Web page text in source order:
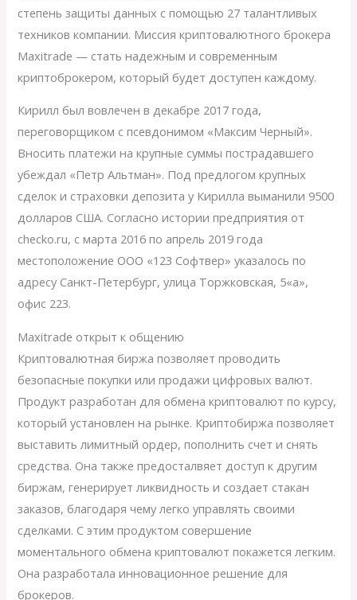
степень защиты данных с помощью 27 талантливых
техников компании. Миссия криптовалютного брокера
Maxitrade — стать надежным и современным
криптоброкером, который будет доступен каждому.
Кирилл был вовлечен в декабре 2017 года,
переговорщиком с псевдонимом «Максим Черный».
Вносить платежи на крупные суммы пострадавшего
убеждал «Петр Альтман». Под предлогом крупных
сделок и страховки депозита у Кирилла выманили 9500
долларов США. Согласно истории предприятия от
checko.ru, с марта 2016 по апрель 2019 года
местоположение ООО «123 Софтвер» указалось по
адресу Санкт-Петербург, улица Торжковская, 5«а»,
офис 223.
Maxitrade открыт к общению
Криптовалютная биржа позволяет проводить
безопасные покупки или продажи цифровых валют.
Продукт разработан для обмена криптовалют по курсу,
который установлен на рынке. Криптобиржа позволяет
выставить лимитный ордер, пополнить счет и снять
средства. Она также предосталвяет доступ к другим
биржам, генерирует ликвидность и создает стакан
заказов, благодаря чему легко управлять своими
сделками. С этим продуктом совершение
моментального обмена криптовалют покажется легким.
Она разработала инновационное решение для
брокеров.